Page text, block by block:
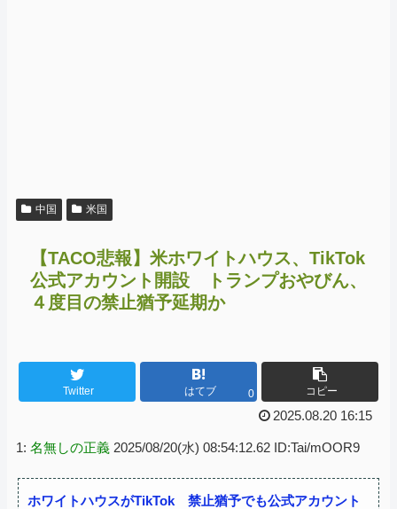
中国 米国
【TACO悲報】米ホワイトハウス、TikTok
公式アカウント開設 トランプおやびん、
４度目の禁止猶予延期か
Twitter はてブ 0 コピー
2025.08.20 16:15
1: 名無しの正義 2025/08/20(水) 08:54:12.62 ID:Tai/mOOR9
ホワイトハウスがTikTok 禁止猶予でも公式アカウント